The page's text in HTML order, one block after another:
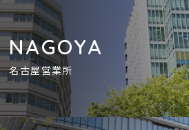
NAGOYA
名古屋営業所